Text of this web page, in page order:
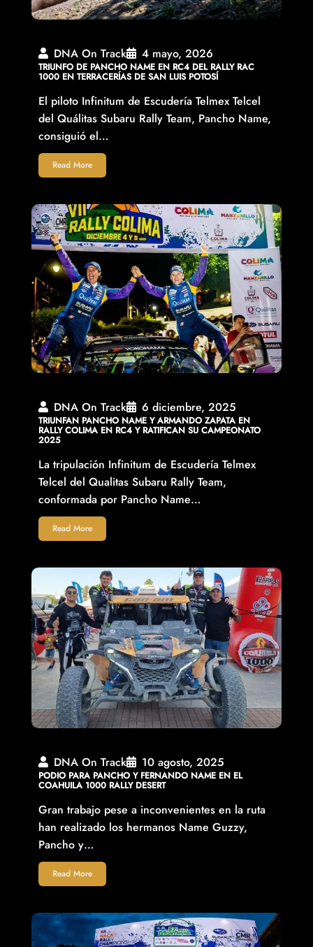
DNA On Track 4 mayo, 2026
TRIUNFO DE PANCHO NAME EN RC4 DEL RALLY RAC
1000 EN TERRACERÍAS DE SAN LUIS POTOSÍ
El piloto Infinitum de Escudería Telmex Telcel
del Quálitas Subaru Rally Team, Pancho Name,
consiguió el…
Read More
DNA On Track 6 diciembre, 2025
TRIUNFAN PANCHO NAME Y ARMANDO ZAPATA EN
RALLY COLIMA EN RC4 Y RATIFICAN SU CAMPEONATO
2025
La tripulación Infinitum de Escudería Telmex
Telcel del Qualitas Subaru Rally Team,
conformada por Pancho Name…
Read More
DNA On Track 10 agosto, 2025
PODIO PARA PANCHO Y FERNANDO NAME EN EL
COAHUILA 1000 RALLY DESERT
Gran trabajo pese a inconvenientes en la ruta
han realizado los hermanos Name Guzzy,
Pancho y…
Read More